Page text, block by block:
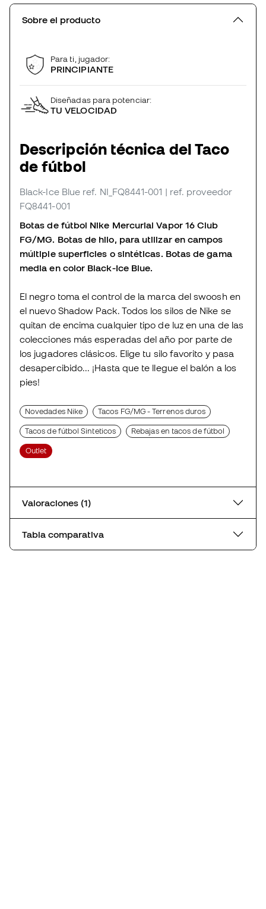
Sobre el producto
Para ti, jugador:
PRINCIPIANTE
Diseñadas para potenciar:
TU VELOCIDAD
Descripción técnica del Taco
de fútbol
Black-Ice Blue ref. NI_FQ8441-001 | ref. proveedor
FQ8441-001
Botas de fútbol Nike Mercurial Vapor 16 Club
FG/MG. Botas de hilo, para utilizar en campos
múltiple superficies o sintéticas. Botas de gama
media en color Black-Ice Blue.
El negro toma el control de la marca del swoosh en
el nuevo Shadow Pack. Todos los silos de Nike se
quitan de encima cualquier tipo de luz en una de las
colecciones más esperadas del año por parte de
los jugadores clásicos. Elige tu silo favorito y pasa
desapercibido... ¡Hasta que te llegue el balón a los
pies!
Novedades Nike Tacos FG/MG - Terrenos duros
Tacos de fútbol Sinteticos Rebajas en tacos de fútbol
Outlet
Valoraciones (1)
Tabla comparativa